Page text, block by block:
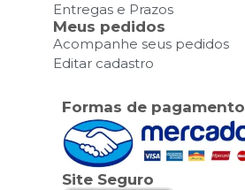
Entregas e Prazos
Meus pedidos
Acompanhe seus pedidos
Editar cadastro
Formas de pagamento
Site Seguro